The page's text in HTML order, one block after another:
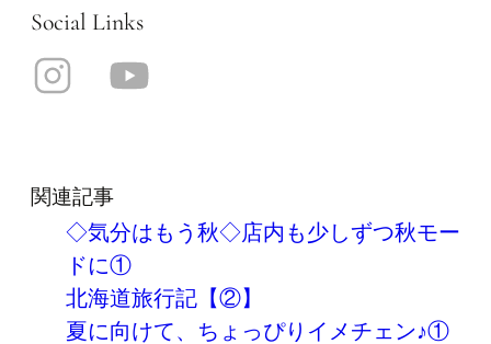
Social Links
関連記事
◇気分はもう秋◇店内も少しずつ秋モー
ドに①
北海道旅行記【②】
夏に向けて、ちょっぴりイメチェン♪①